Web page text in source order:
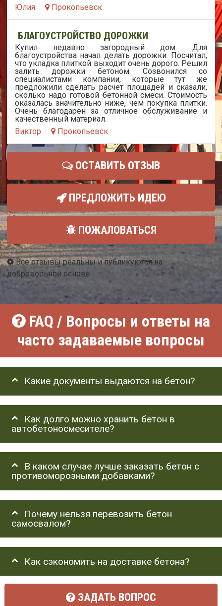
Юлия
Прокопьевск
БЛАГОУСТРОЙСТВО ДОРОЖКИ
Купил недавно загородный дом. Для
благоустройства начал делать дорожки. Посчитал,
что укладка плиткой выходит очень дорого. Решил
залить дорожки бетоном. Созвонился со
специалистами компании, которые тут же
предложили сделать расчет площадей и сказали,
сколько надо готовой бетонной смеси. Стоимость
оказалась значительно ниже, чем покупка плитки.
Очень благодарен за отличное обслуживание и
качественный материал.
Виктор
Прокопьевск
ОСТАВИТЬ ОТЗЫВ
ПРЕДЛОЖИТЬ ИДЕЮ
ПОЖАЛОВАТЬСЯ
Все отзывы реальны и публикуются на
добровольной основе
FAQ / Вопросы и ответы на
часто задаваемые вопросы
Какие документы выдаются на бетон?
Как долго можно хранить бетон в
автобетоносмесителе?
В каком случае лучше заказать бетон с
противоморозными добавками?
Почему нельзя перевозить бетон
самосвалом?
Как сэкономить на доставке бетона?
ЗАДАТЬ ВОПРОС